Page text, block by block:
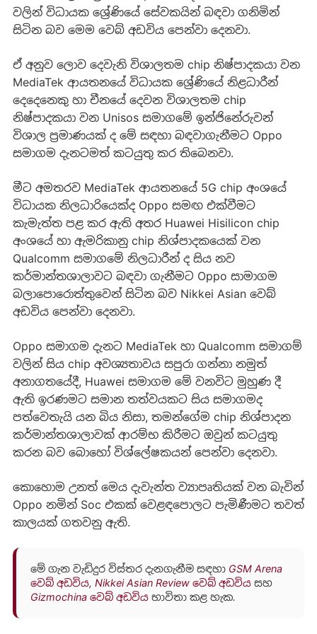
වලින් විධායක ශ්‍රේණියේ සේවකයින් බඳවා ගනිමින්
සිටින බව මෙම වෙබ් අඩවිය පෙන්වා දෙනවා.
ඒ අනුව ලොව දෙවැනි විශාලතම chip නිෂ්පාදකයා වන
MediaTek ආයතනයේ විධායක ශ්‍රේණියේ නිළධාරීන්
දෙදෙනෙකු හා චීනයේ දෙවන විශාලතම chip
නිෂ්පාදකයා වන Unisos සමාගමේ ඉන්ජිනේරුවන්
විශාල ප්‍රමාණයක් ද මේ සඳහා බඳවාගැනීමට Oppo
සමාගම දැනටමත් කටයුතු කර තිබෙනවා.
මීට අමතරව MediaTek ආයතනයේ 5G chip අංශයේ
විධායක නිලධාරියෙක්ද Oppo සමඟ එක්වීමට
කැමැත්ත පළ කර ඇති අතර Huawei Hisilicon chip
අංශයේ හා ඇමරිකානු chip නිශ්පාදකයෙක් වන
Qualcomm සමාගමේ නිලධාරීන් ද සිය නව
කර්මාන්තශාලාවට බඳවා ගැනීමට Oppo සාමාගම
බලාපොරොත්තුවෙන් සිටින බව Nikkei Asian වෙබ්
අඩවිය පෙන්වා දෙනවා.
Oppo සමාගම දැනට MediaTek හා Qualcomm සමාගම්
වලින් සිය chip අවශ්‍යතාවය සපුරා ගන්නා නමුත්
අනාගතයේදී, Huawei සමාගම මේ වනවිට මුහුණ දී
ඇති ඉරණමට සමාන තත්වයකට සිය සමාගමද
පත්වෙතැයි යන බිය නිසා, තමන්ගේම chip නිශ්පාදන
කර්මාන්තශාලාවක් ආරම්භ කිරීමට ඔවුන් කටයුතු
කරන බව බොහෝ විශ්ලේෂකයන් පෙන්වා දෙනවා.
කොහොම උනත් මෙය දැවැන්ත ව්‍යාපෘතියක් වන බැවින්
Oppo නමින් Soc එකක් වෙළඳපොලට පැමිණීමට තවත්
කාලයක් ගතවනු ඇති.
මේ ගැන වැඩිදුර විස්තර දැනගැනීම සඳහා GSM Arena
වෙබ් අඩවිය, Nikkei Asian Review වෙබ් අඩවියසහ
Gizmochina වෙබ් අඩවියභාවිතා කළ හැක.